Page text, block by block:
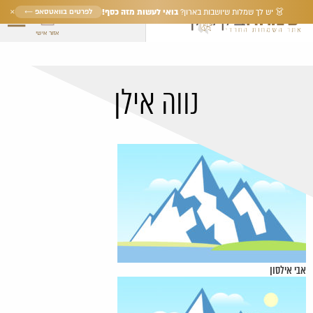
אזור אישי
👗 יש לך שמלות שיושבות בארון? בואי לעשות מזה כסף! לפרטים בוואטסאפ ← ×
נווה אילן
אבי אילסון